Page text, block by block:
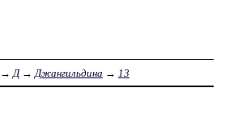
→ Д→ Джангильдина → 13